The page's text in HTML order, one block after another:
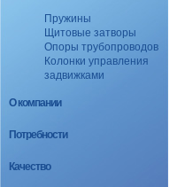
Пружины
Щитовые затворы
Опоры трубопроводов
Колонки управления
задвижками
О компании
Потребности
Качество